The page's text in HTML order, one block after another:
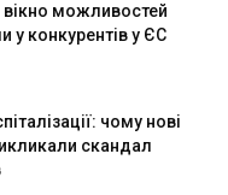
вікно можливостей
у конкурентів у ЄС
чому нові
скандал